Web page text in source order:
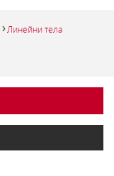
Линейни тела